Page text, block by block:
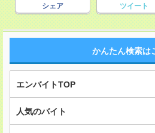
シェア ツイート
かんたん検索は
エンバイトTOP
人気のバイト